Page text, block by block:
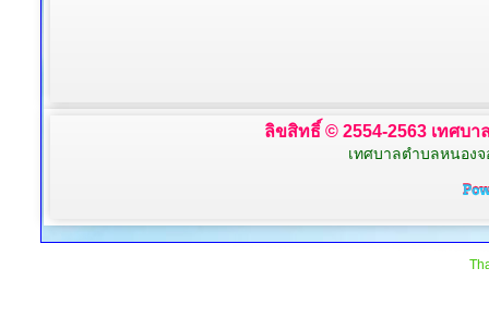
ลิขสิทธิ์ © 2554-2563 เทศบ
เทศบาลตำบลหนองจ